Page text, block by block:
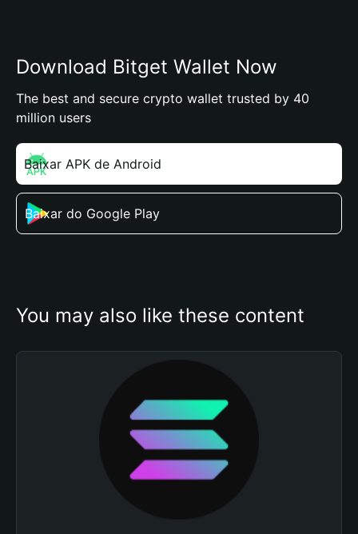
Download Bitget Wallet Now
The best and secure crypto wallet trusted by 40
million users
Baixar APK de Android
Baixar do Google Play
You may also like these content